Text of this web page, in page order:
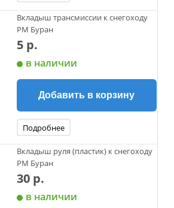
Вкладыш трансмиссии к снегоходу
РМ Буран
5 р.
в наличии
Добавить в корзину
Подробнее
Вкладыш руля (пластик) к снегоходу
РМ Буран
30 р.
в наличии